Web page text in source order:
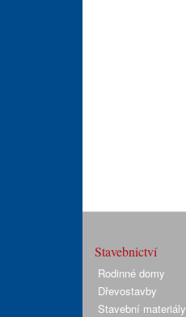
Stavebnictví
Rodinné domy
Dřevostavby
Stavební materiály